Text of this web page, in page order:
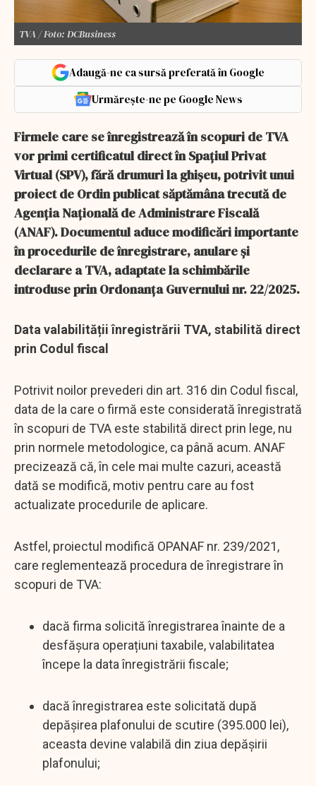
TVA / Foto: DCBusiness
Adaugă-ne ca sursă preferată în Google
Urmărește-ne pe Google News
Firmele care se înregistrează în scopuri de TVA
vor primi certificatul direct în Spațiul Privat
Virtual (SPV), fără drumuri la ghișeu, potrivit unui
proiect de Ordin publicat săptămâna trecută de
Agenția Națională de Administrare Fiscală
(ANAF). Documentul aduce modificări importante
în procedurile de înregistrare, anulare și
declarare a TVA, adaptate la schimbările
introduse prin Ordonanța Guvernului nr. 22/2025.
Data valabilității înregistrării TVA, stabilită direct
prin Codul fiscal
Potrivit noilor prevederi din art. 316 din Codul fiscal,
data de la care o firmă este considerată înregistrată
în scopuri de TVA este stabilită direct prin lege, nu
prin normele metodologice, ca până acum. ANAF
precizează că, în cele mai multe cazuri, această
dată se modifică, motiv pentru care au fost
actualizate procedurile de aplicare.
Astfel, proiectul modifică OPANAF nr. 239/2021,
care reglementează procedura de înregistrare în
scopuri de TVA:
dacă firma solicită înregistrarea înainte de a
desfășura operațiuni taxabile, valabilitatea
începe la data înregistrării fiscale;
dacă înregistrarea este solicitată după
depășirea plafonului de scutire (395.000 lei),
aceasta devine valabilă din ziua depășirii
plafonului;